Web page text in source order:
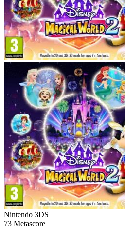
Nintendo 3DS
73 Metascore